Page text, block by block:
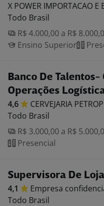
X POWER IMPORTACAO E
Todo Brasil
R$ 4.000,00 a R$
Ensino Superior
Banco De
Operações
4,6 CERVEJARIA
Todo Brasil
R$ 3.000,00 a R$
Presencial
Supervisora De Loja
4,1 Empresa
Todo Brasil